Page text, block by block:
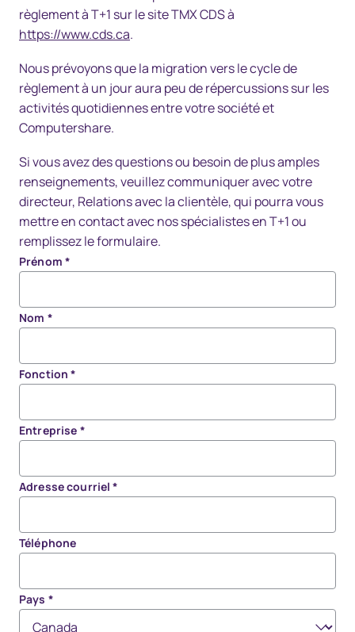
règlement à T+1 sur le site TMX CDS à
https://www.cds.ca.
Nous prévoyons que la migration vers le cycle de
règlement à un jour aura peu de répercussions sur les
activités quotidiennes entre votre société et
Computershare.
Si vous avez des questions ou besoin de plus amples
renseignements, veuillez communiquer avec votre
directeur, Relations avec la clientèle, qui pourra vous
mettre en contact avec nos spécialistes en T+1 ou
remplissez le formulaire.
Prénom *
Nom *
Fonction*
Entreprise *
Adresse courriel*
Téléphone
Pays *